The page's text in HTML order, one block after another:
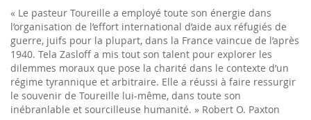
« Le pasteur Toureille a employé toute son énergie dans
l’organisation de l’effort international d’aide aux réfugiés de
guerre, juifs pour la plupart, dans la France vaincue de l’après
1940. Tela Zasloff a mis tout son talent pour explorer les
dilemmes moraux que pose la charité dans le contexte d’un
régime tyrannique et arbitraire. Elle a réussi à faire ressurgir
le souvenir de Toureille lui-même, dans toute son
inébranlable et sourcilleuse humanité. » Robert O. Paxton